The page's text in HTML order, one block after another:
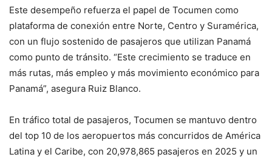
Este desempeño refuerza el papel de Tocumen como
plataforma de conexión entre Norte, Centro y Suramérica,
con un flujo sostenido de pasajeros que utilizan Panamá
como punto de tránsito. “Este crecimiento se traduce en
más rutas, más empleo y más movimiento económico para
Panamá”, asegura Ruiz Blanco.
En tráfico total de pasajeros, Tocumen se mantuvo dentro
del top 10 de los aeropuertos más concurridos de América
Latina y el Caribe, con 20,978,865 pasajeros en 2025 y un